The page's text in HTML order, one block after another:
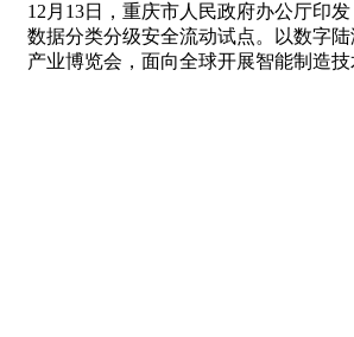
12月13日，重庆市人民政府办公厅印发
数据分类分级安全流动试点。以数字
产业博览会，面向全球开展智能制造